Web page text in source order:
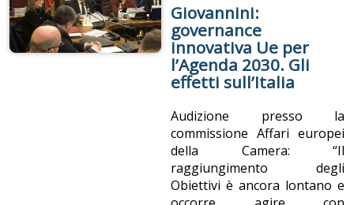
Giovannini:
governance
innovativa Ue per
l’Agenda 2030. Gli
effetti sull’Italia
Audizione presso la
commissione Affari europei
della Camera: “Il
raggiungimento degli
Obiettivi è ancora lontano e